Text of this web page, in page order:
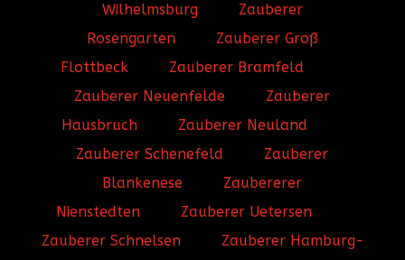
Wilhelmsburg
Zauberer
Rosengarten
Zauberer Groß
Flottbeck
Zauberer Bramfeld
Zauberer Neuenfelde
Zauberer
Hausbruch
Zauberer Neuland
Zauberer Schenefeld
Zauberer
Blankenese
Zaubererer
Nienstedten
Zauberer Uetersen
Zauberer Schnelsen
Zauberer Hamburg-